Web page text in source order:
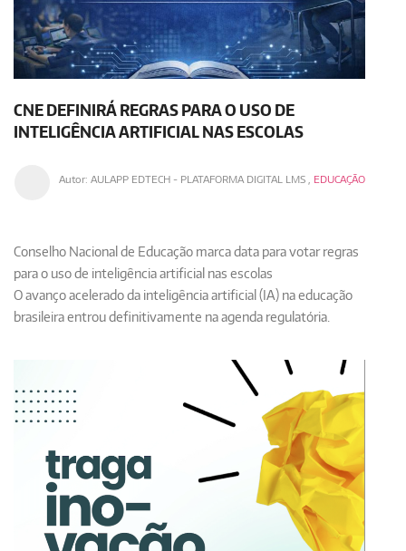
CNE DEFINIRÁ REGRAS PARA O USO DE
INTELIGÊNCIA ARTIFICIAL NAS ESCOLAS
Autor: AULAPP EDTECH - PLATAFORMA DIGITAL LMS, EDUCAÇÃO
Conselho Nacional de Educação marca data para votar regras
para o uso de inteligência artificial nas escolas
O avanço acelerado da inteligência artificial (IA) na educação
brasileira entrou definitivamente na agenda regulatória.